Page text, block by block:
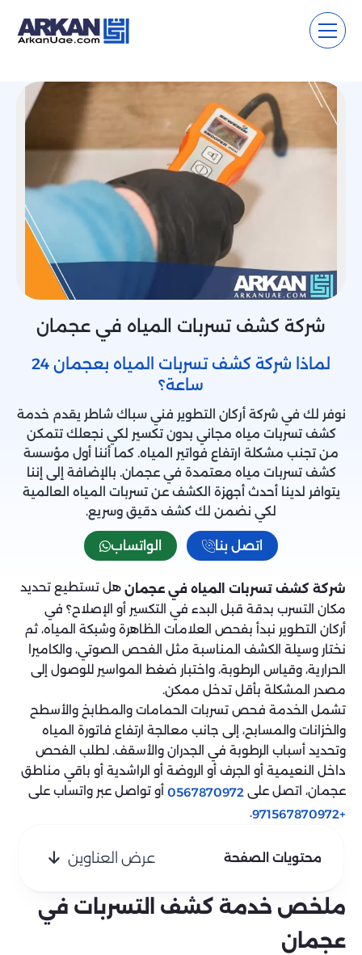
شركة كشف تسربات المياه في عجمان
لماذا شركة كشف تسربات المياه بعجمان 24
ساعة؟
نوفر لك في شركة أركان التطوير فني سباك شاطر يقدم خدمة
كشف تسربات مياه مجاني بدون تكسير لكي نجعلك تتمكن
من تجنب مشكلة ارتفاع فواتير المياه. كما أننا أول مؤسسة
كشف تسربات مياه معتمدة في عجمان. بالإضافة إلى إننا
يتوافر لدينا أحدث أجهزة الكشف عن تسربات المياه العالمية
لكي نضمن لك كشف دقيق وسريع.
اتصل بنا الواتساب
شركة كشف تسربات المياه في عجمان هل تستطيع تحديد
مكان التسرب بدقة قبل البدء في التكسير أو الإصلاح؟ في
أركان التطوير نبدأ بفحص العلامات الظاهرة وشبكة المياه، ثم
نختار وسيلة الكشف المناسبة مثل الفحص الصوتي، والكاميرا
الحرارية، وقياس الرطوبة، واختبار ضغط المواسير للوصول إلى
مصدر المشكلة بأقل تدخل ممكن.
تشمل الخدمة فحص تسربات الحمامات والمطابخ والأسطح
والخزانات والمسابح، إلى جانب معالجة ارتفاع فاتورة المياه
وتحديد أسباب الرطوبة في الجدران والأسقف. لطلب الفحص
داخل النعيمية أو الجرف أو الروضة أو الراشدية أو باقي مناطق
عجمان، اتصل على 0567870972 أو تواصل عبر واتساب على
+971567870972
.
محتويات الصفحة عرض العناوين
ملخص خدمة كشف التسربات في
عجمان